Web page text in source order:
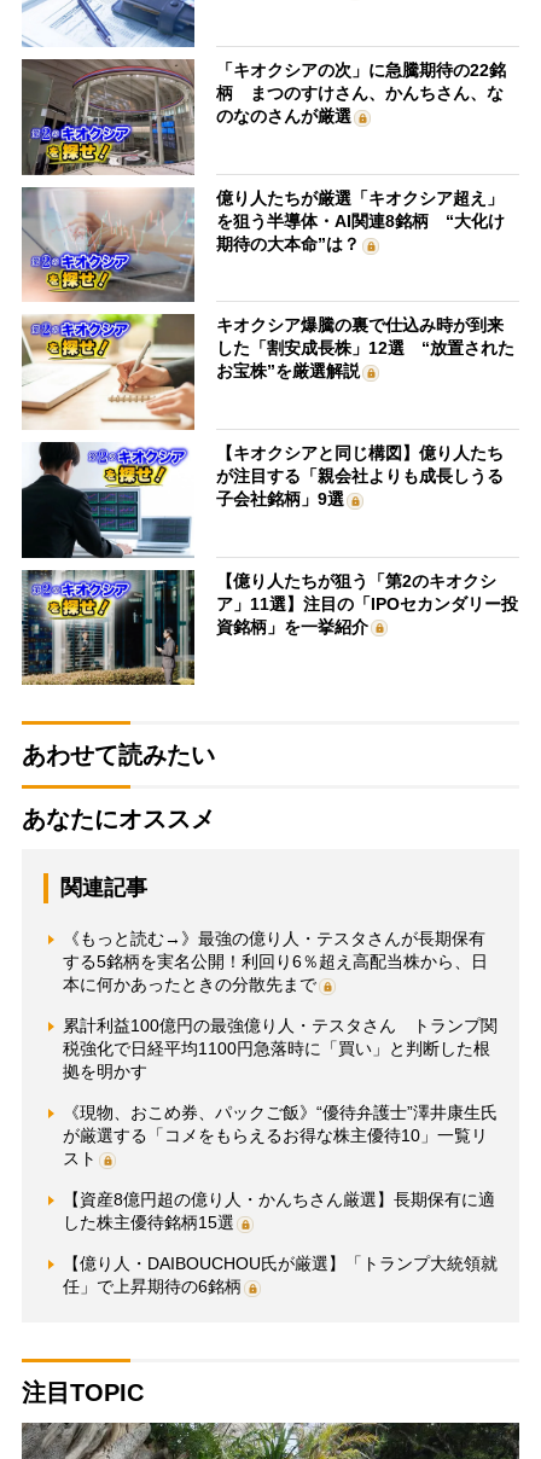
「キオクシアの次」に急騰期待の22銘
柄 まつのすけさん、かんちさん、な
のなのさんが厳選
億り人たちが厳選「キオクシア超え」
を狙う半導体・AI関連8銘柄 “大化け
期待の大本命”は？
キオクシア爆騰の裏で仕込み時が到来
した「割安成長株」12選 “放置された
お宝株”を厳選解説
【キオクシアと同じ構図】億り人たち
が注目する「親会社よりも成長しうる
子会社銘柄」9選
【億り人たちが狙う「第2のキオクシ
ア」11選】注目の「IPOセカンダリー投
資銘柄」を一挙紹介
あわせて読みたい
あなたにオススメ
関連記事
《もっと読む→》最強の億り人・テスタさんが長期保有
する5銘柄を実名公開！利回り6％超え高配当株から、日
本に何かあったときの分散先まで
累計利益100億円の最強億り人・テスタさん トランプ関
税強化で日経平均1100円急落時に「買い」と判断した根
拠を明かす
《現物、おこめ券、パックご飯》“優待弁護士”澤井康生氏
が厳選する「コメをもらえるお得な株主優待10」一覧リ
スト
【資産8億円超の億り人・かんちさん厳選】長期保有に適
した株主優待銘柄15選
【億り人・DAIBOUCHOU氏が厳選】「トランプ大統領就
任」で上昇期待の6銘柄
注目TOPIC